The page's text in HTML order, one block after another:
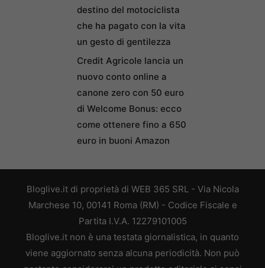
destino del motociclista
che ha pagato con la vita
un gesto di gentilezza
Credit Agricole lancia un
nuovo conto online a
canone zero con 50 euro
di Welcome Bonus: ecco
come ottenere fino a 650
euro in buoni Amazon
Bloglive.it di proprietà di WEB 365 SRL - Via Nicola
Marchese 10, 00141 Roma (RM) - Codice Fiscale e
Partita I.V.A. 12279101005
Bloglive.it non è una testata giornalistica, in quanto
viene aggiornato senza alcuna periodicità. Non può